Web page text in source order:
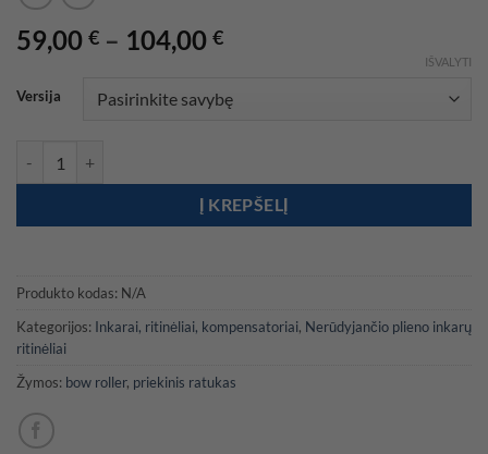
59,00 € – 104,00 €Price
59,00 €
through
Versija
IŠVALYTI
Į KREPŠELĮ
Produkto kodas: N/A
Kategorijos: Inkarai, ritinėliai, kompensatoriai, Nerūdyjančio plieno inkarų
ritinėliai
Žymos: bow roller, priekinis ratukas